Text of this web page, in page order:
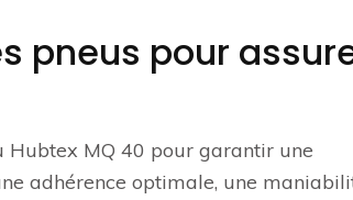
pneus pour
Hubtex MQ 40 pour garantir une
adhérence optimale, une